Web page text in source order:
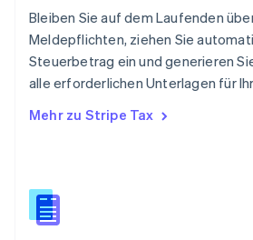
Bleiben Sie auf dem Laufenden
Meldepflichten, ziehen Sie
Steuerbetrag ein und generieren
alle erforderlichen Unterlagen für
Mehr zu Stripe Tax
Schweden
Schweiz
DeutschFrançaisItalianoEnglish
Singapur
Slowakei
Sonderverwaltungsregion
China